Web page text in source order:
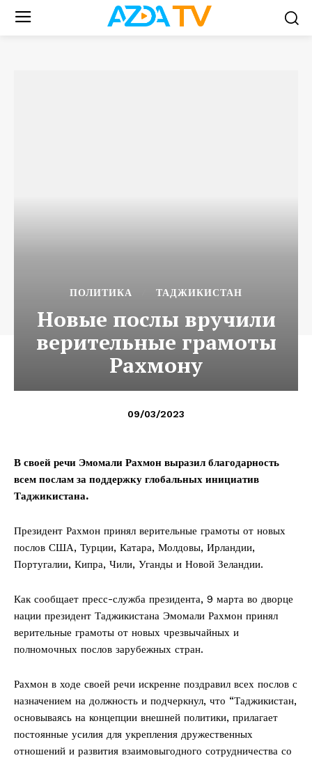
ПОЛИТИКА ТАДЖИКИСТАН
Новые послы вручили
верительные грамоты
Рахмону
09/03/2023
В своей речи Эмомали Рахмон выразил благодарность
всем послам за поддержку глобальных инициатив
Таджикистана.
Президент Рахмон принял верительные грамоты от новых
послов США, Турции, Катара, Молдовы, Ирландии,
Португалии, Кипра, Чили, Уганды и Новой Зеландии.
Как сообщает пресс-служба президента, 9 марта во дворце
нации президент Таджикистана Эмомали Рахмон принял
верительные грамоты от новых чрезвычайных и
полномочных послов зарубежных стран.
Рахмон в ходе своей речи искренне поздравил всех послов с
назначением на должность и подчеркнул, что “Таджикистан,
основываясь на концепции внешней политики, прилагает
постоянные усилия для укрепления дружественных
отношений и развития взаимовыгодного сотрудничества со